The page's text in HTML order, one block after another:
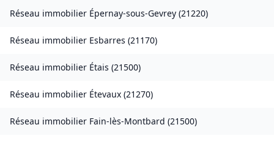
Réseau immobilier Épernay-sous-Gevrey (21220)
Réseau immobilier Esbarres (21170)
Réseau immobilier Étais (21500)
Réseau immobilier Étevaux (21270)
Réseau immobilier Fain-lès-Montbard (21500)